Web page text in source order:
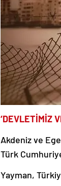
Türk
davalarında,